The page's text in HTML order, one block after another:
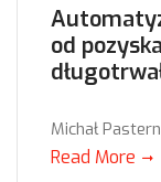
od
Michał
Read More